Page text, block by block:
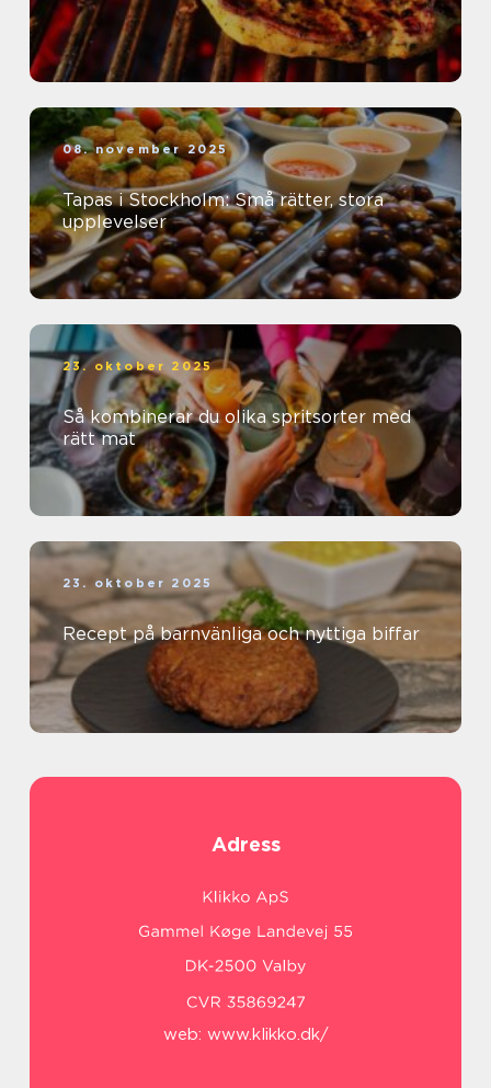
08. november 2025
Tapas i Stockholm: Små rätter, stora
upplevelser
23. oktober 2025
Så kombinerar du olika spritsorter med
rätt mat
23. oktober 2025
Recept på barnvänliga och nyttiga biffar
Adress
web: www.klikko.dk/